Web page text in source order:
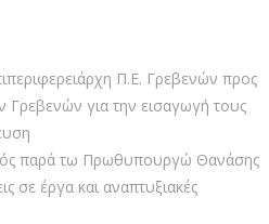
Π.Ε. Γρεβενών προς
Γρεβενών για την εισαγωγή τους
παρά τω Πρωθυπουργώ Θανάσης
σε έργα και αναπτυξιακές